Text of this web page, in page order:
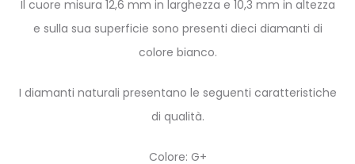
Il cuore misura 12,6 mm in larghezza e 10,3 mm in altezza
e sulla sua superficie sono presenti dieci diamanti di
colore bianco.
I diamanti naturali presentano le seguenti caratteristiche
di qualità.
Colore: G+